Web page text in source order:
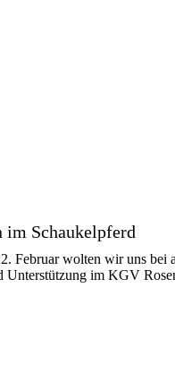
im Schaukelpferd
Februar wolten wir uns bei
im KGV